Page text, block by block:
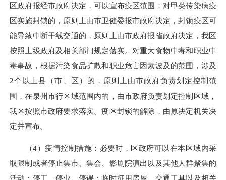
区政府报经市政府决定，可以宣布疫区范围；对甲类传染病疫
区实施封锁的，原则上由市卫健委报市政府决定，封锁疫区可
能导致中断干线交通的，原则上由市政府报省政府决定，我区
按照上级政府及相关部门规定落实。对重大食物中毒和职业中
毒事故，根据污染食品扩散和职业危害因素波及的范围，涉及
2个以上县（市、区）的，原则上由市政府负责划定控制范
围，在泉州市行区域范围内的，由市政府负责划定控制区域，
我区按照市政府要求落实。疫区封锁的解除，由原决定机关决
定并宣布。
（4）疫情控制措施：必要时，区政府可以在本区域内采
取限制或者停止集市、集会、影剧院演出以及其他人群聚集的